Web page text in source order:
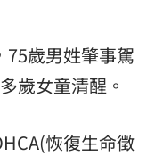
75歲男姓肇事駕
歲女童清醒。
恢復生命徵